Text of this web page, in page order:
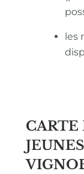
les
JEUNES